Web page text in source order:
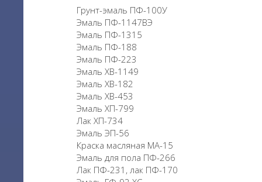
Грунт-эмаль ПФ-100У
Эмаль ПФ-1147ВЭ
Эмаль ПФ-1315
Эмаль ПФ-188
Эмаль ПФ-223
Эмаль ХВ-1149
Эмаль ХВ-182
Эмаль ХВ-453
Эмаль ХП-799
Лак ХП-734
Эмаль ЭП-56
Краска масляная МА-15
Эмаль для пола ПФ-266
Лак ПФ-231, лак ПФ-170